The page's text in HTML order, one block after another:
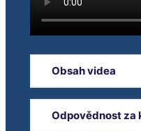
Obsah videa
Hejtmanství
Odpovědnost za